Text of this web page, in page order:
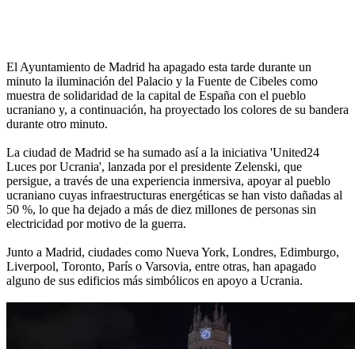
El Ayuntamiento de Madrid ha apagado esta tarde durante un
minuto la iluminación del Palacio y la Fuente de Cibeles como
muestra de solidaridad de la capital de España con el pueblo
ucraniano y, a continuación, ha proyectado los colores de su bandera
durante otro minuto.
La ciudad de Madrid se ha sumado así a la iniciativa 'United24
Luces por Ucrania', lanzada por el presidente Zelenski, que
persigue, a través de una experiencia inmersiva, apoyar al pueblo
ucraniano cuyas infraestructuras energéticas se han visto dañadas al
50 %, lo que ha dejado a más de diez millones de personas sin
electricidad por motivo de la guerra.
Junto a Madrid, ciudades como Nueva York, Londres, Edimburgo,
Liverpool, Toronto, París o Varsovia, entre otras, han apagado
alguno de sus edificios más simbólicos en apoyo a Ucrania.